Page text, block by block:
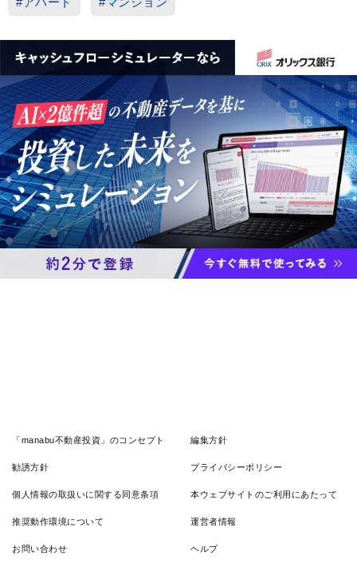
「manabu不動産投資」のコンセプト 編集方針
勧誘方針 プライバシーポリシー
個人情報の取扱いに関する同意条項 本ウェブサイトのご利用にあたって
推奨動作環境について 運営者情報
お問い合わせ ヘルプ